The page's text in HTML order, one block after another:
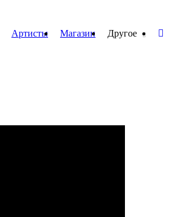
Артисты Магазин Другое